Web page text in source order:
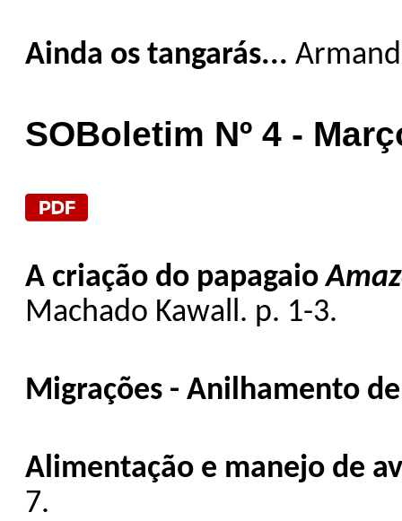
Ainda os tangarás...
SOBoletim Nº 4 -
A criação do papagaio
Machado Kawall. p. 1-3.
Migrações - Anilhamento
Alimentação e manejo de
7.